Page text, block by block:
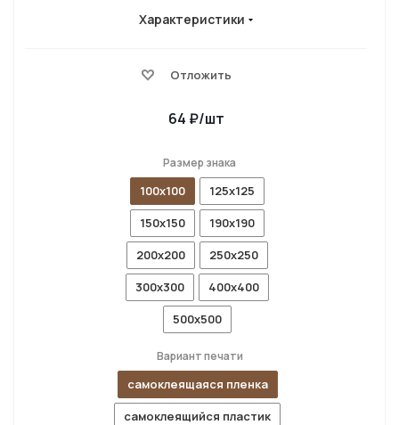
Характеристики
Отложить
64 ₽/шт
Размер знака
100x100
125x125
150x150
190x190
200x200
250x250
300x300
400x400
500x500
Вариант печати
самоклеящаяся пленка
самоклеящийся пластик